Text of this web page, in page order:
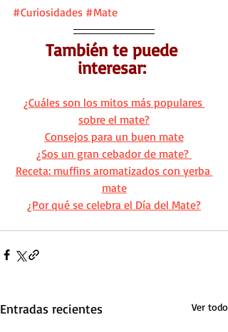
#Curiosidades #Mate
También te puede
interesar:
¿Cuáles son los mitos más populares
sobre el mate?
Consejos para un buen mate
¿Sos un gran cebador de mate?
Receta: muffins aromatizados con yerba
mate
¿Por qué se celebra el Día del Mate?
Entradas recientes Ver todo